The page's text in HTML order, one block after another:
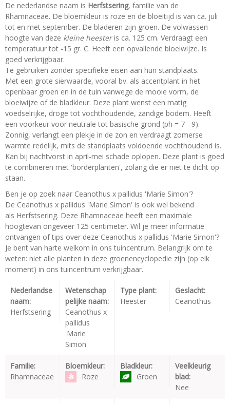
De nederlandse naam is Herfstsering, familie van de
Rhamnaceae. De bloemkleur is roze en de bloeitijd is van ca. juli
tot en met september. De bladeren zijn groen. De volwassen
hoogte van deze kleine heesteris ca. 125 cm. Verdraagt een
temperatuur tot -15 gr. C. Heeft een opvallende bloeiwijze. Is
goed verkrijgbaar.
Te gebruiken zonder specifieke eisen aan hun standplaats.
Met een grote sierwaarde, vooral bv. als accentplant in het
openbaar groen en in de tuin vanwege de mooie vorm, de
bloeiwijze of de bladkleur. Deze plant wenst een matig
voedselrijke, droge tot vochthoudende, zandige bodem. Heeft
een voorkeur voor neutrale tot basische grond (ph = 7 - 9).
Zonnig, verlangt een plekje in de zon en verdraagt zomerse
warmte redelijk, mits de standplaats voldoende vochthoudend is.
Kan bij nachtvorst in april-mei schade oplopen. Deze plant is goed
te combineren met 'borderplanten', zolang die er niet te dicht op
staan.
Ben je op zoek naar Ceanothus x pallidus 'Marie Simon'?
De Ceanothus x pallidus 'Marie Simon' is ook wel bekend
als Herfstsering. Deze Rhamnaceae heeft een maximale
hoogtevan ongeveer 125 centimeter. Wil je meer informatie
ontvangen of tips over deze Ceanothus x pallidus 'Marie Simon'?
Je bent van harte welkom in ons tuincentrum. Belangrijk om te
weten: niet alle planten in deze groenencyclopedie zijn (op elk
moment) in ons tuincentrum verkrijgbaar.
Nederlandse
naam:
Herfstsering
Wetenschap
pelijke naam:
Ceanothus x
pallidus
'Marie
Simon'
Type plant:
Heester
Geslacht:
Ceanothus
Familie:
Rhamnaceae
Bloemkleur:
Roze
Bladkleur:
Groen
Veelkleurig
blad:
Nee